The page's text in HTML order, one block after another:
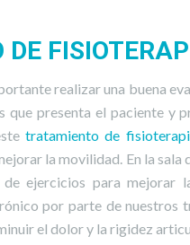
realizar una buena
que presenta el paciente y
tratamiento de
la movilidad. En la sala
ejercicios para mejorar
por parte de nuestros
el dolor y la rigidez